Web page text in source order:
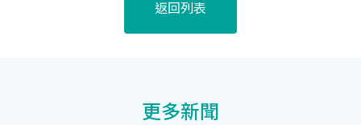
返回列表
更多新聞